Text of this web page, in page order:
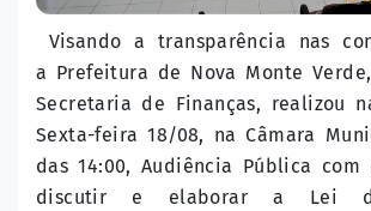
Visando a transparência nas
a Prefeitura de Nova Monte
Secretaria de Finanças, realizou
Sexta-feira 18/08, na Câmara
das 14:00, Audiência Pública
discutir e elaborar a Lei